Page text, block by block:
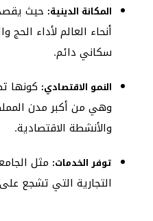
المكانة الدينية: حيث
أنحاء العالم لأداء
سكاني دائم.
النمو الاقتصادي: كونها
وهي من أكبر مدن
والأنشطة الاقتصادية.
توفر الخدمات: مثل
التجارية التي تشجع